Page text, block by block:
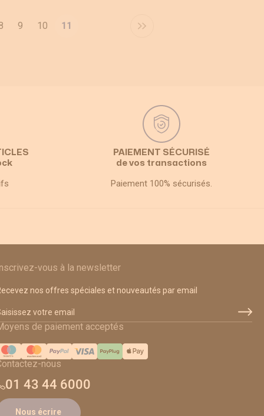
Page
9 Page
10
Vous lisez actuellement la page
11
PAIEMENT SÉCURISÉ
de vos transactions
Paiement 100% sécurisés.
vous à la newsletter
nos offres spéciales et nouveautés par email
email
de paiement acceptés
nous
01 43 44 6000
Nous écrire